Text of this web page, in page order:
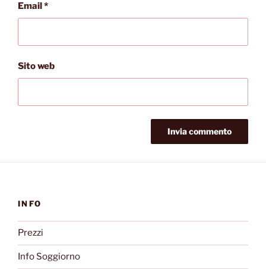
Email*
Sito web
INFO
Prezzi
Info Soggiorno